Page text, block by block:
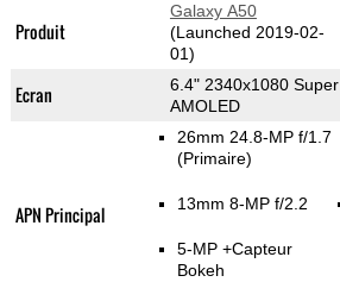
Produit
Galaxy A50
(Launched 2019-02-
01)
Ecran
6.4" 2340x1080 Super
AMOLED
APN Principal
26mm 24.8-MP f/1.7
(Primaire)
13mm 8-MP f/2.2
5-MP +Capteur
Bokeh